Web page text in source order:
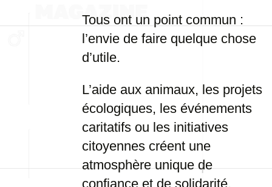
Tous ont un point commun :
l’envie de faire quelque chose
d’utile.
L’aide aux animaux, les projets
écologiques, les événements
caritatifs ou les initiatives
citoyennes créent une
atmosphère unique de
confiance et de solidarité.